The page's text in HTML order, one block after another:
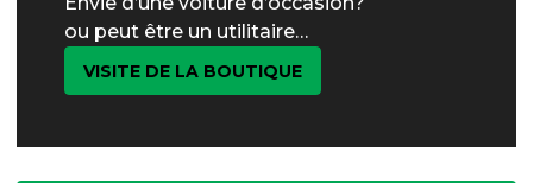
ou peut être un utilitaire…
VISITE DE LA BOUTIQUE